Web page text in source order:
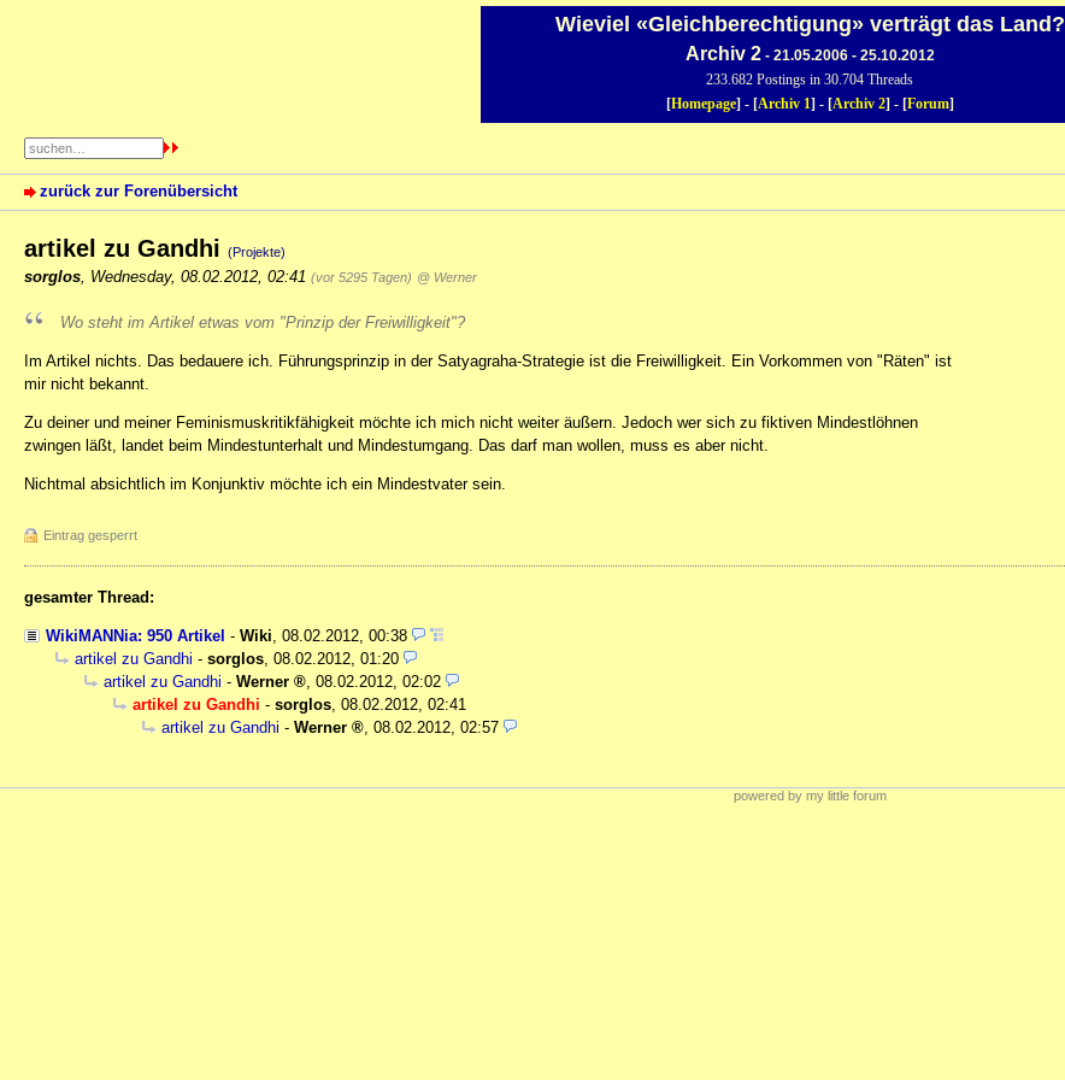
Wieviel «Gleichberechtigung» verträgt das Land?
Archiv 2- 21.05.2006 - 25.10.2012
233.682 Postings in 30.704 Threads
[Homepage] - [Archiv 1] - [Archiv 2] - [Forum]
zurück zur Forenübersicht
artikel zu Gandhi (Projekte)
sorglos Wednesday, 08.02.2012, 02:41 (vor 5295 Tagen) @ Werner
Wo steht im Artikel etwas vom "Prinzip der Freiwilligkeit"?
Im Artikel nichts. Das bedauere ich. Führungsprinzip in der Satyagraha-Strategie ist die Freiwilligkeit. Ein Vorkommen von "Räten" ist
mir nicht bekannt.
Zu deiner und meiner Feminismuskritikfähigkeit möchte ich mich nicht weiter äußern. Jedoch wer sich zu fiktiven Mindestlöhnen
zwingen läßt, landet beim Mindestunterhalt und Mindestumgang. Das darf man wollen, muss es aber nicht.
Nichtmal absichtlich im Konjunktiv möchte ich ein Mindestvater sein.
Eintrag gesperrt
gesamter Thread:
WikiMANNia: 950 Artikel - Wiki, 08.02.2012, 00:38
artikel zu Gandhi - sorglos, 08.02.2012, 01:20
artikel zu Gandhi - Werner , 08.02.2012, 02:02
artikel zu Gandhi - sorglos, 08.02.2012, 02:41
artikel zu Gandhi - Werner , 08.02.2012, 02:57
powered by my little forum